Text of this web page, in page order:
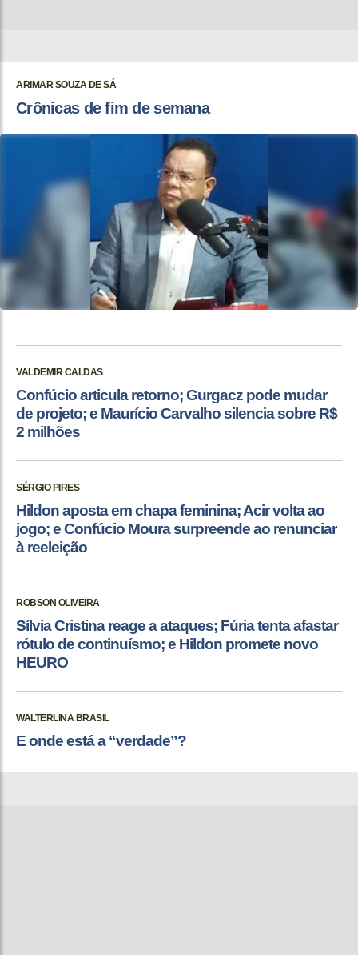
ARIMAR SOUZA DE SÁ
Crônicas de fim de semana
VALDEMIR CALDAS
Confúcio articula retorno; Gurgacz pode mudar
de projeto; e Maurício Carvalho silencia sobre R$
2 milhões
SÉRGIO PIRES
Hildon aposta em chapa feminina; Acir volta ao
jogo; e Confúcio Moura surpreende ao renunciar
à reeleição
ROBSON OLIVEIRA
Sílvia Cristina reage a ataques; Fúria tenta afastar
rótulo de continuísmo; e Hildon promete novo
HEURO
WALTERLINA BRASIL
E onde está a “verdade”?